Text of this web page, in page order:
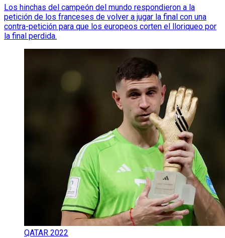
Los hinchas del campeón del mundo respondieron a la
petición de los franceses de volver a jugar la final con una
contra-petición para que los europeos corten el lloriqueo por
la final perdida.
QATAR 2022